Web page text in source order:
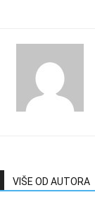
VIŠE OD AUTORA